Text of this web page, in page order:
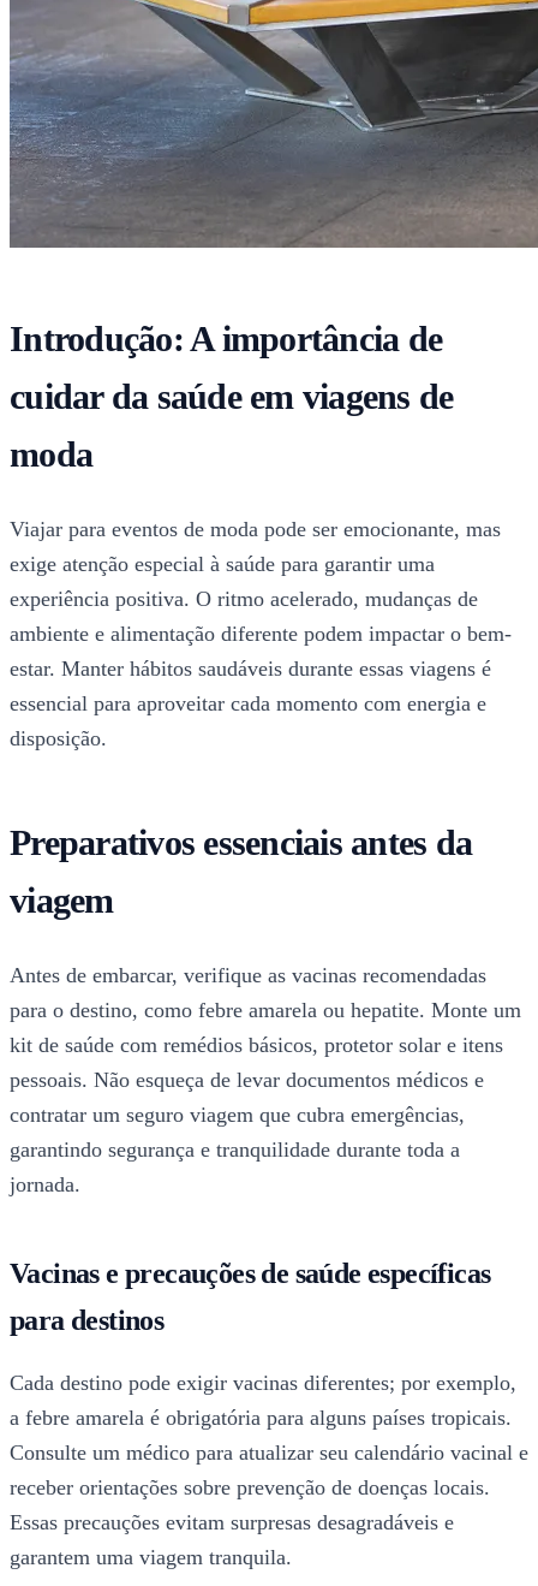
Introdução: A importância de
cuidar da saúde em viagens de
moda
Viajar para eventos de moda pode ser emocionante, mas
exige atenção especial à saúde para garantir uma
experiência positiva. O ritmo acelerado, mudanças de
ambiente e alimentação diferente podem impactar o bem-
estar. Manter hábitos saudáveis durante essas viagens é
essencial para aproveitar cada momento com energia e
disposição.
Preparativos essenciais antes da
viagem
Antes de embarcar, verifique as vacinas recomendadas
para o destino, como febre amarela ou hepatite. Monte um
kit de saúde com remédios básicos, protetor solar e itens
pessoais. Não esqueça de levar documentos médicos e
contratar um seguro viagem que cubra emergências,
garantindo segurança e tranquilidade durante toda a
jornada.
Vacinas e precauções de saúde específicas
para destinos
Cada destino pode exigir vacinas diferentes; por exemplo,
a febre amarela é obrigatória para alguns países tropicais.
Consulte um médico para atualizar seu calendário vacinal e
receber orientações sobre prevenção de doenças locais.
Essas precauções evitam surpresas desagradáveis e
garantem uma viagem tranquila.